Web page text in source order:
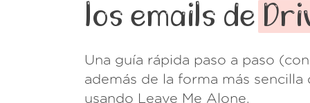
los emails de
Una guía rápida paso a paso
además de la forma más sencilla
usando Leave Me Alone.